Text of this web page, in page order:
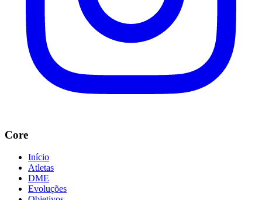
Core
Início
Atletas
DME
Evoluções